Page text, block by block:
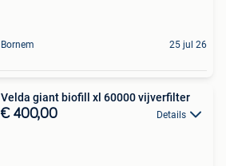
Bornem 25 jul 26
Velda giant biofill xl 60000 vijverfilter
€ 400,00 Details